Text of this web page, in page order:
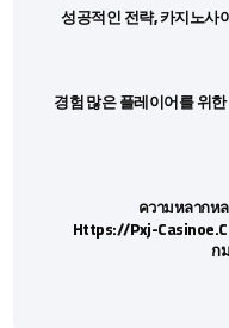
성공적인 전략, 카지노사
경험 많은 플레이어를 위
ความหลากห
Https://pxj-
ก